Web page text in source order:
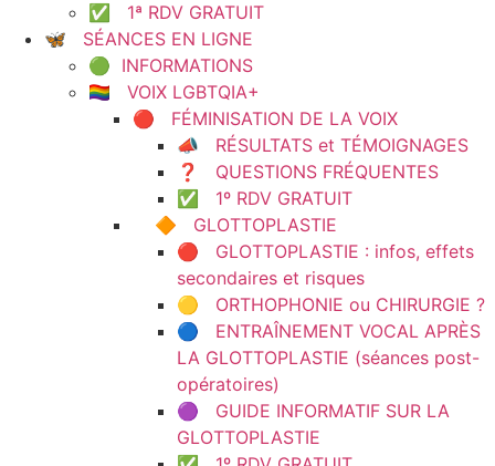
✅ 1ª RDV GRATUIT
🦋 SÉANCES EN LIGNE
🟢 INFORMATIONS
🏳️‍🌈 VOIX LGBTQIA+
🔴 FÉMINISATION DE LA VOIX
📣 RÉSULTATS et TÉMOIGNAGES
❓ QUESTIONS FRÉQUENTES
✅ 1º RDV GRATUIT
🔶 GLOTTOPLASTIE
🔴 GLOTTOPLASTIE : infos, effets
secondaires et risques
🟡 ORTHOPHONIE ou CHIRURGIE ?
🔵 ENTRAÎNEMENT VOCAL APRÈS
LA GLOTTOPLASTIE (séances post-
opératoires)
🟣 GUIDE INFORMATIF SUR LA
GLOTTOPLASTIE